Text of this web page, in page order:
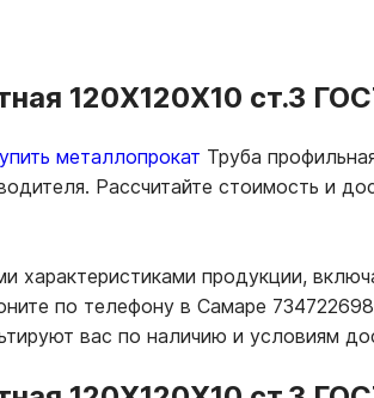
120Х120Х10 ст.3
металлопрокат Труба
Рассчитайте стоимость и
характеристиками продукции,
по телефону в Самаре
вас по наличию и условиям